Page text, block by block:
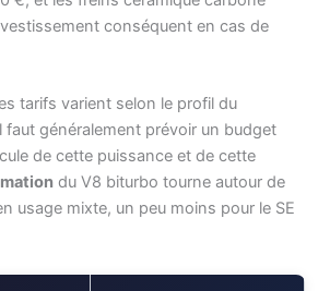
conséquent en cas de
tarifs varient selon le profil du
faut généralement prévoir un budget
de cette puissance et de cette
du V8 biturbo tourne autour de
usage mixte, un peu moins pour le SE